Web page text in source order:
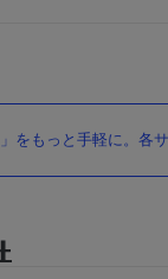
をもっと手軽に。各